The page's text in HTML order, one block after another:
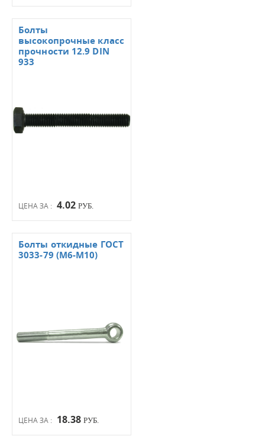
ЦЕНА ЗА : 4.02 РУБ.
Болты
высокопрочные класс
прочности 12.9 DIN
933
ЦЕНА ЗА : 18.38 РУБ.
Болты откидные ГОСТ
3033-79 (М6-М10)